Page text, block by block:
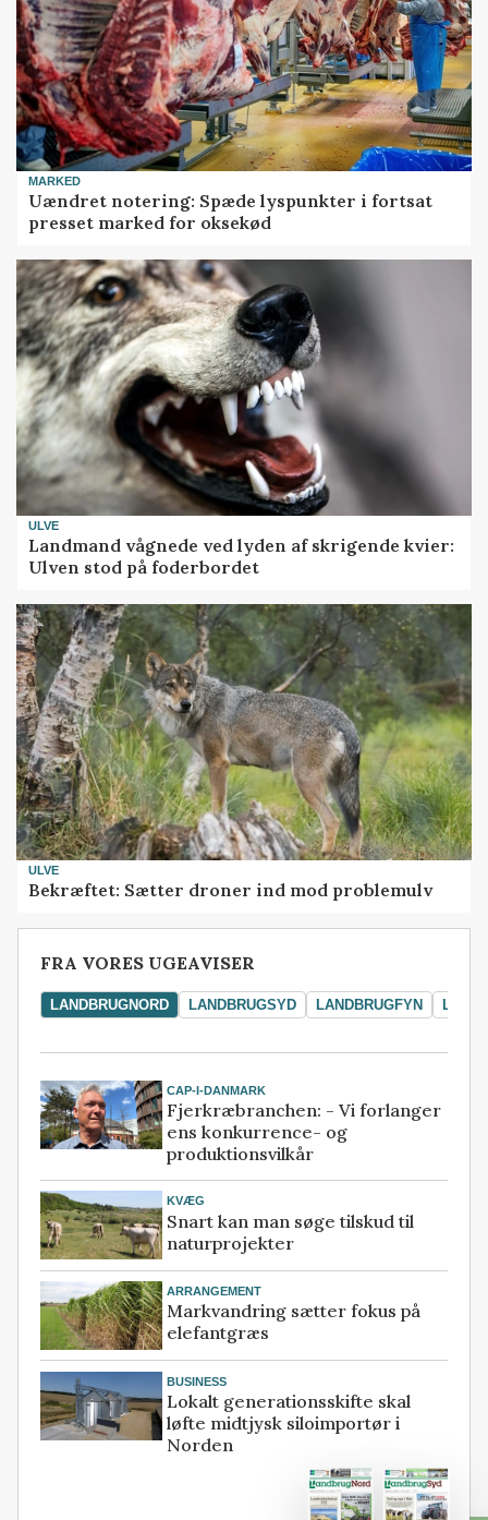
MARKED
Uændret notering: Spæde lyspunkter i fortsat
presset marked for oksekød
ULVE
Landmand vågnede ved lyden af skrigende kvier:
Ulven stod på foderbordet
ULVE
Bekræftet: Sætter droner ind mod problemulv
FRA VORES UGEAVISER
LANDBRUGNORD LANDBRUGSYD LANDBRUGFYN
CAP-I-DANMARK
Fjerkræbranchen: - Vi forlanger
ens konkurrence- og
produktionsvilkår
KVÆG
Snart kan man søge tilskud til
naturprojekter
ARRANGEMENT
Markvandring sætter fokus på
elefantgræs
BUSINESS
Lokalt generationsskifte skal
løfte midtjysk siloimportør i
Norden